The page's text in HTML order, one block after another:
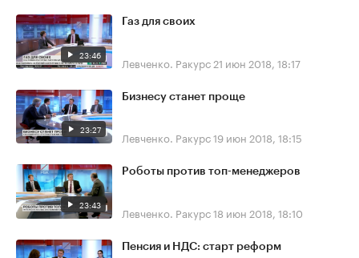
23:46
Газ для своих
Левченко. Ракурс 21 июн 2018, 18:17
23:27
Бизнесу станет проще
Левченко. Ракурс19 июн 2018, 18:15
23:43
Роботы против топ-менеджеров
Левченко. Ракурс18 июн 2018, 18:10
Пенсия и НДС: старт реформ